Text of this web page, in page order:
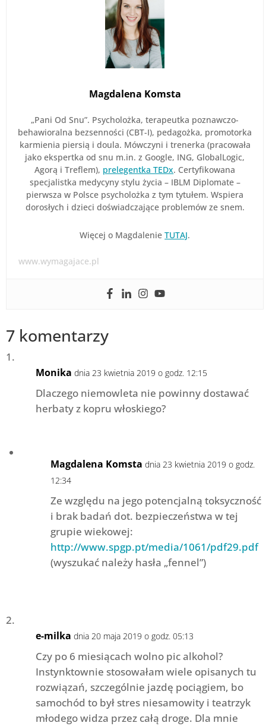
Magdalena Komsta
„Pani Od Snu”. Psycholożka, terapeutka poznawczo-
behawioralna bezsenności (CBT-I), pedagożka, promotorka
karmienia piersią i doula. Mówczyni i trenerka (pracowała
jako ekspertka od snu m.in. z Google, ING, GlobalLogic,
Agorą i Treflem), prelegentka TEDx. Certyfikowana
specjalistka medycyny stylu życia – IBLM Diplomate –
pierwsza w Polsce psycholożka z tym tytułem. Wspiera
dorosłych i dzieci doświadczające problemów ze snem.
Więcej o MagdalenieTUTAJ.
www.wymagajace.pl
7 komentarzy
Monika dnia 23 kwietnia 2019 o godz. 12:15
Dlaczego niemowleta nie powinny dostawać
herbaty z kopru włoskiego?
Magdalena Komsta dnia 23 kwietnia 2019 o godz.
12:34
Ze względu na jego potencjalną toksyczność
i brak badań dot. bezpieczeństwa w tej
grupie wiekowej:
http://www.spgp.pt/media/1061/pdf29.pdf
(wyszukać należy hasła „fennel”)
e-milka dnia 20 maja 2019 o godz. 05:13
Czy po 6 miesiącach wolno pic alkohol?
Instynktownie stosowałam wiele opisanych tu
rozwiązań, szczególnie jazdę pociągiem, bo
samochód to był stres niesamowity i teatrzyk
młodego widza przez całą droge. Dla mnie